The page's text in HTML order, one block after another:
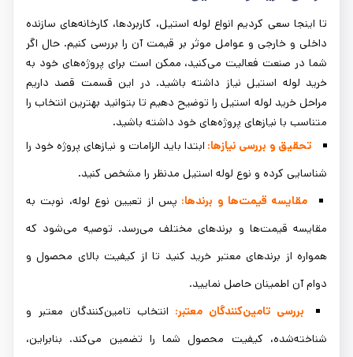
تا اینجا سعی کردیم انواع لوله استیل، کاربردها، کارخانه‌های سازنده
داخلی و خارجی و عوامل موثر بر قیمت آن را بررسی کنیم. حال اگر
شما در صنعت فعالیت می‌کنید، ممکن است برای پروژه‌های خود به
خرید لوله استیل نیاز داشته باشید. در این قسمت قصد داریم
مراحل خرید لوله استیل را توضیح دهیم تا بتوانید بهترین انتخاب را
متناسب با نیازهای پروژه‌های خود داشته باشید.
تحقیق و بررسی نیازها: ابتدا باید الزامات و نیازهای پروژه خود را
شناسایی کرده و نوع لوله استیل مدنظر را مشخص کنید.
مقایسه قیمت‌ها و برندها: پس از تعیین نوع لوله، نوبت به
مقایسه قیمت‌ها و برندهای مختلف می‌رسد. توصیه می‌شود که
همواره از برندهای معتبر خرید کنید تا از کیفیت بالای محصول و
دوام آن اطمینان حاصل نمایید.
بررسی تامین‌کنندگان معتبر: انتخاب تامین‌کنندگان معتبر و
شناخته‌شده، کیفیت محصول شما را تضمین می‌کند. بنابراین،